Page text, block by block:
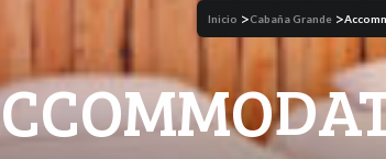
Inicio >Cabaña Grande >